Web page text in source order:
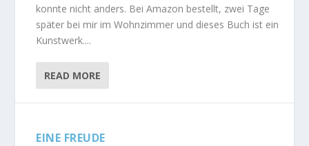
konnte nicht anders. Bei Amazon bestellt, zwei Tage
später bei mir im Wohnzimmer und dieses Buch ist ein
Kunstwerk....
READ MORE
EINE FREUDE